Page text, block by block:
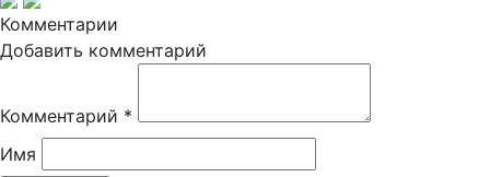
Комментарии
Добавить комментарий
Комментарий *
Имя